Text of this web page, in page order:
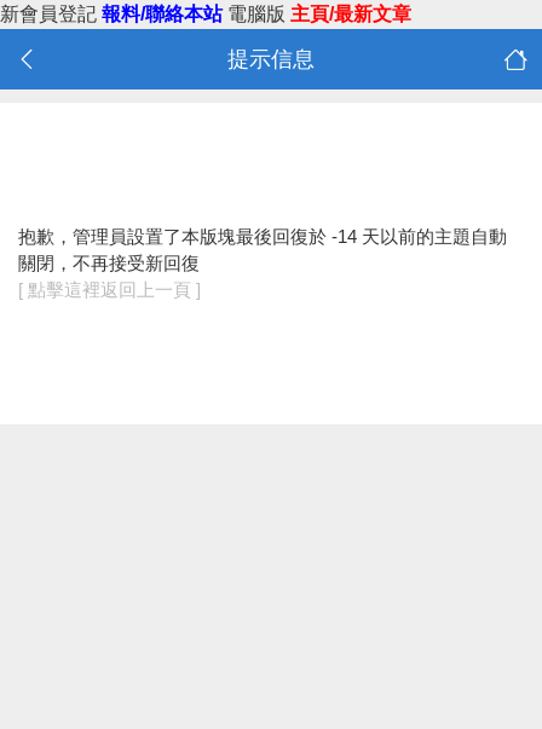
新會員登記 報料/聯絡本站 電腦版 主頁/最新文章
提示信息
抱歉，管理員設置了本版塊最後回復於 -14 天以前的主題自動
關閉，不再接受新回復
[ 點擊這裡返回上一頁 ]